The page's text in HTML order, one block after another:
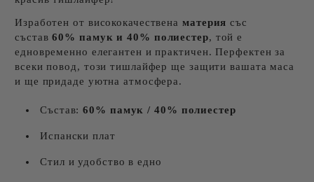
Изработен от висококачествена материясъс
състав60% памук и 40% полиестер, той е
едновременно елегантен и практичен. Перфектен за
всеки повод, този тишлайфер ще защити вашата маса
и ще придаде уютна атмосфера.
Състав:60% памук / 40% полиестер
Испански плат
Стил и удобство в едно